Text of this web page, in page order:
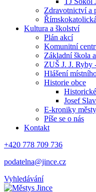
Zdravotnictví a
Kultura a školství
Plán akcí
Komunitní
Základní škola
ZUŠ J. J. Ryby
Hlášení
Historie obce
Josef
E-kroniky
Píše se o nás
Kontakt
+420 778 709 736
podatelna@jince.cz
Vyhledávání